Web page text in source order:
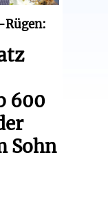
Rügen:
600
Sohn